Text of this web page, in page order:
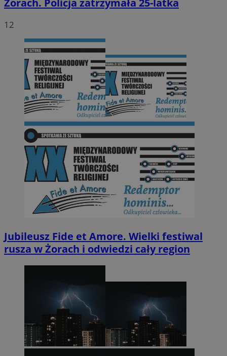
Żorach. Policja zatrzymała 25-latka
12
Jubileusz Fide et Amore. Wielki festiwal
rusza w Żorach i odwiedzi cały region